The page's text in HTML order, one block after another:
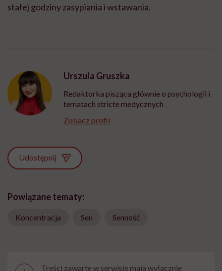
stałej godziny zasypiania i wstawania.
Urszula Gruszka
Redaktorka pisząca głównie o psychologii i
tematach stricte medycznych
Zobacz profil
Udostępnij
Powiązane tematy:
Koncentracja Sen Senność
Treści zawarte w serwisie mają wyłącznie